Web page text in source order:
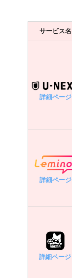
サービス名
詳細ページ
詳細ページ
詳細ページ